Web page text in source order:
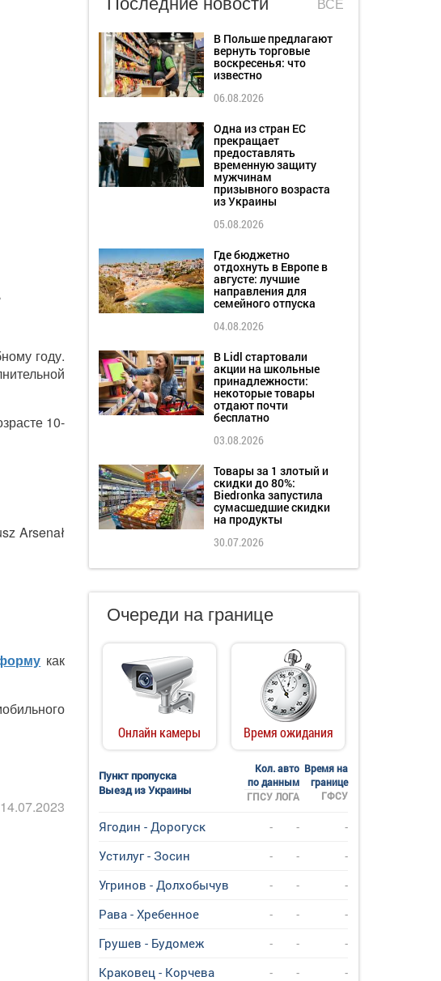
году.
10-
Arsenał
как
14.07.2023
В Польше предлагают
вернуть торговые
воскресенья: что
известно
06.08.2026
Одна из стран ЕС
прекращает
предоставлять
временную защиту
мужчинам
призывного возраста
из Украины
05.08.2026
Где бюджетно
отдохнуть в Европе в
августе: лучшие
направления для
семейного отпуска
04.08.2026
В Lidl стартовали
акции на школьные
принадлежности:
некоторые товары
отдают почти
бесплатно
03.08.2026
Товары за 1 злотый и
скидки до 80%:
Biedronka запустила
сумасшедшие скидки
на продукты
30.07.2026
Очереди на границе
Онлайн камеры Время ожидания
Пункт пропуска
Выезд из Украины
Кол. авто
по данным
Время на
границе
ГФСУ
ГПСУ ЛОГА
Ягодин - Дорогуск - -
-
Устилуг - Зосин
- -
-
Угринов - Долхобычув
- -
-
Рава - Хребенное
- -
-
Грушев - Будомеж
- -
-
Краковец - Корчева
- -
-